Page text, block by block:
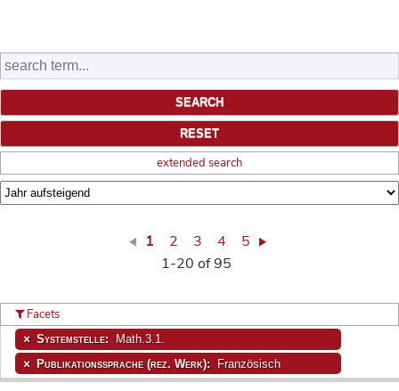
extended search
1 2 3 4
5
1-20 of 95
Facets
Systemstelle: Math.3.1.
Publikationssprache (rez. Werk): Französisch